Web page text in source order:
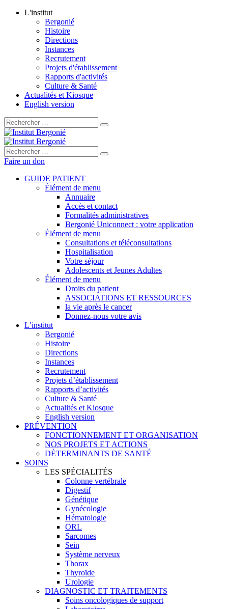
L'institut
Bergonié
Histoire
Directions
Instances
Recrutement
Projets d'établissement
Rapports d'activités
Culture & Santé
Actualités et Kiosque
English version
Rechercher :
Rechercher :
Faire un don
GUIDE PATIENT
Élément de menu
Annuaire
Accès et contact
Formalités administratives
Bergonié Uniconnect : votre application
Élément de menu
Consultations et téléconsultations
Hospitalisation
Votre séjour
Adolescents et Jeunes Adultes
Élément de menu
Droits du patient
ASSOCIATIONS ET RESSOURCES
la vie après le cancer
Donnez-nous votre avis
L’institut
Bergonié
Histoire
Directions
Instances
Recrutement
Projets d’établissement
Rapports d’activités
Culture & Santé
Actualités et Kiosque
English version
PRÉVENTION
FONCTIONNEMENT ET ORGANISATION
NOS PROJETS ET ACTIONS
DÉTERMINANTS DE SANTÉ
SOINS
LES SPÉCIALITÉS
Colonne vertébrale
Digestif
Génétique
Gynécologie
Hématologie
ORL
Sarcomes
Sein
Système nerveux
Thorax
Thyroïde
Urologie
DIAGNOSTIC ET TRAITEMENTS
Soins oncologiques de support